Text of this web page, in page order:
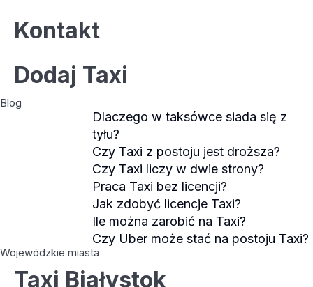
Kontakt
Dodaj Taxi
Blog
Dlaczego w taksówce siada się z
tyłu?
Czy Taxi z postoju jest droższa?
Czy Taxi liczy w dwie strony?
Praca Taxi bez licencji?
Jak zdobyć licencje Taxi?
Ile można zarobić na Taxi?
Czy Uber może stać na postoju Taxi?
Wojewódzkie miasta
Taxi Białystok